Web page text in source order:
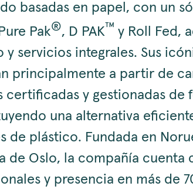
basadas en papel, con un
Pak®, D PAK™ y Roll Fed,
y servicios integrales. Sus
principalmente a partir de
certificadas y gestionadas de
una alternativa
de plástico. Fundada en
de Oslo, la compañía cuenta
y presencia en más de